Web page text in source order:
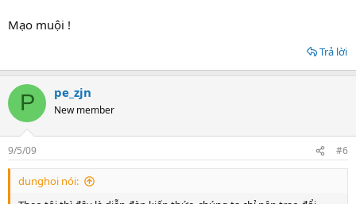
Mạo muội !
Trả lời
P pe_zjn
New member
9/5/09 #6
dunghoi nói: